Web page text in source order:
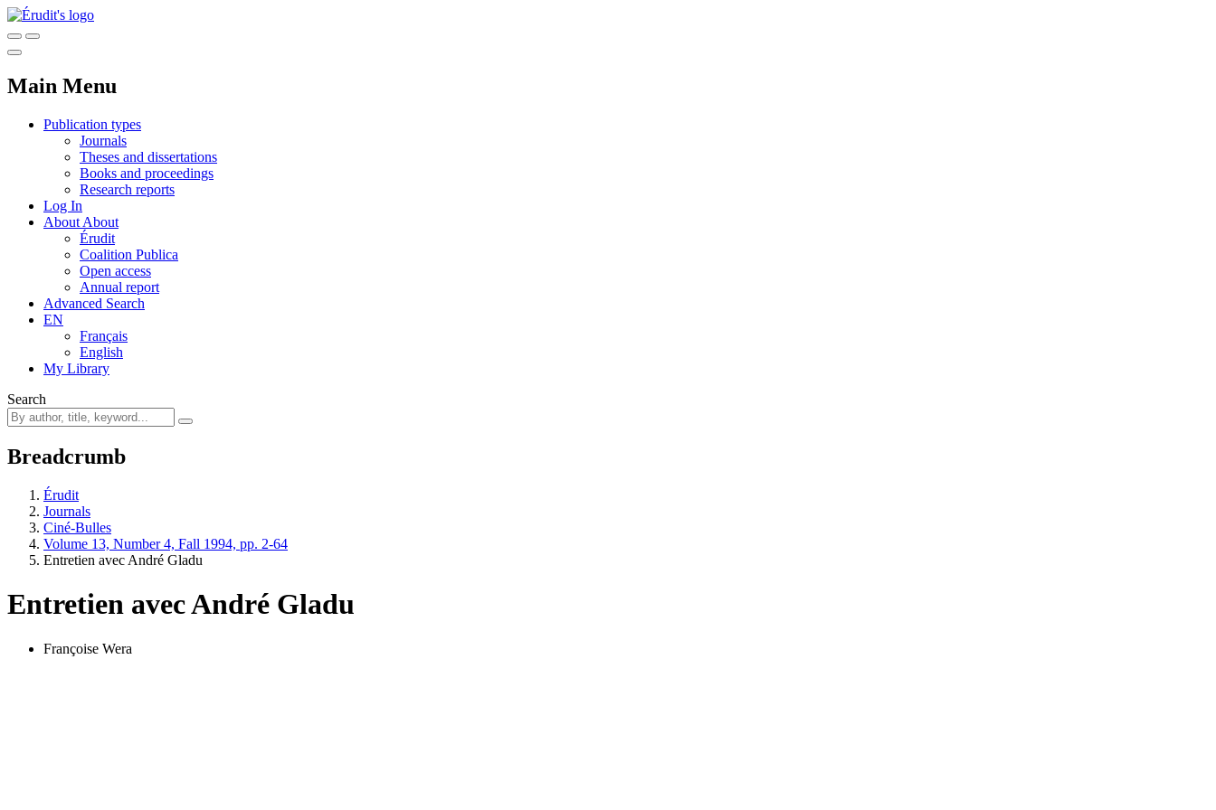
Main Menu
Publication types
Journals
Theses and dissertations
Books and proceedings
Research reports
Log In
About About
Érudit
Coalition Publica
Open access
Annual report
Advanced Search
EN
Français
English
My Library
Search
Breadcrumb
Érudit
Journals
Ciné-Bulles
Volume 13, Number 4, Fall 1994, pp. 2-64
Entretien avec André Gladu
Entretien avec André Gladu
Françoise Wera